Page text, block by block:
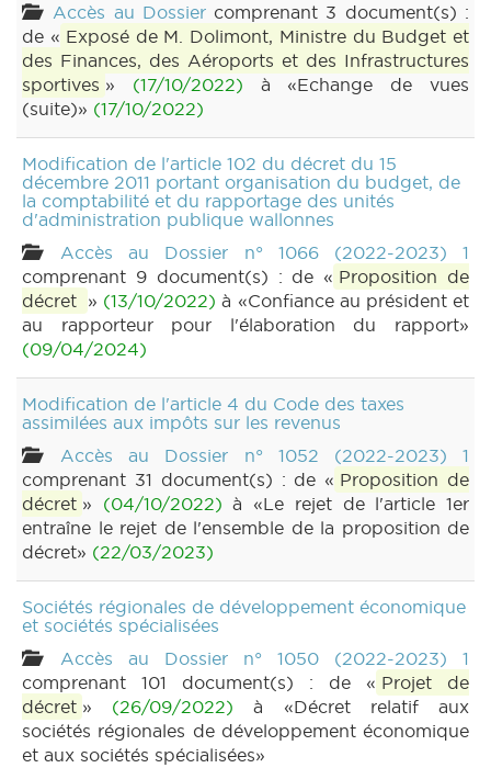
Accès au Dossier comprenant 3 document(s) :
de « Exposé de M. Dolimont, Ministre du Budget et
des Finances, des Aéroports et des Infrastructures
sportives » (17/10/2022) à «Echange de vues
(suite)» (17/10/2022)
Modification de l'article 102 du décret du 15
décembre 2011 portant organisation du budget, de
la comptabilité et du rapportage des unités
d'administration publique wallonnes
Accès au Dossier n° 1066 (2022-2023) 1
comprenant 9 document(s) : de « Proposition de
décret » (13/10/2022) à «Confiance au président et
au rapporteur pour l'élaboration du rapport»
(09/04/2024)
Modification de l'article 4 du Code des taxes
assimilées aux impôts sur les revenus
Accès au Dossier n° 1052 (2022-2023) 1
comprenant 31 document(s) : de « Proposition de
décret » (04/10/2022) à «Le rejet de l'article 1er
entraîne le rejet de l'ensemble de la proposition de
décret» (22/03/2023)
Sociétés régionales de développement économique
et sociétés spécialisées
Accès au Dossier n° 1050 (2022-2023) 1
comprenant 101 document(s) : de « Projet de
décret » (26/09/2022) à «Décret relatif aux
sociétés régionales de développement économique
et aux sociétés spécialisées»